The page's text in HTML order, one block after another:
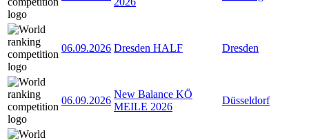
06.09.2026 Dresden HALF Dresden
06.09.2026
New Balance KÖ
MEILE 2026
Düsseldorf